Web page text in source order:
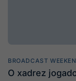
BROADCAST
O xadrez